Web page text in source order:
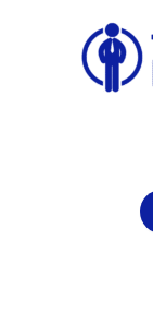
posts
by
category